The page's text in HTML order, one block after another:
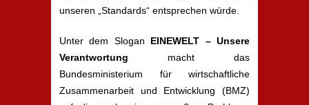
unseren „Standards“ entsprechen würde.
Unter dem Slogan EINEWELT – Unsere
Verantwortung macht das
Bundesministerium für wirtschaftliche
Zusammenarbeit und Entwicklung (BMZ)